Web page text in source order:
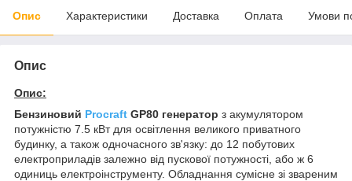
Опис Характеристики Доставка Оплата Умови
Опис
Опис:
Бензиновий Procraft GP80 генератор з акумулятором
потужністю 7.5 кВт для освітлення великого приватного
будинку, а також одночасного зв'язку: до 12 побутових
електроприладів залежно від пускової потужності, або ж 6
одиниць електроінструменту. Обладнання сумісне зі звареним